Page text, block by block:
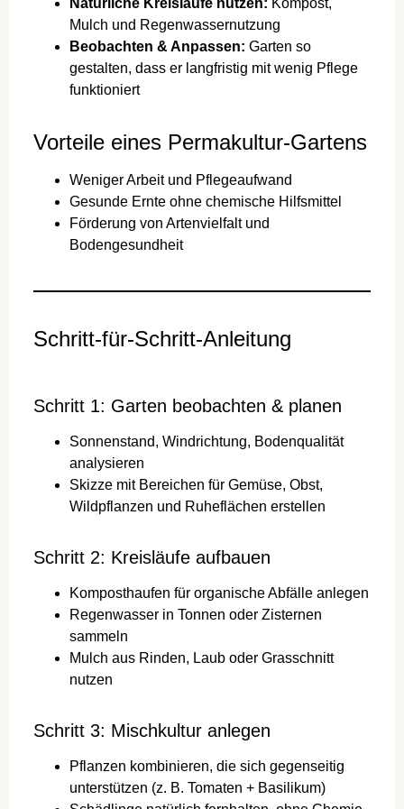
Mulch und Regenwassernutzung
Beobachten & Anpassen: Garten so
gestalten, dass er langfristig mit wenig Pflege
funktioniert
Vorteile eines Permakultur-Gartens
Weniger Arbeit und Pflegeaufwand
Gesunde Ernte ohne chemische Hilfsmittel
Förderung von Artenvielfalt und
Bodengesundheit
Schritt-für-Schritt-Anleitung
Schritt 1: Garten beobachten & planen
Sonnenstand, Windrichtung, Bodenqualität
analysieren
Skizze mit Bereichen für Gemüse, Obst,
Wildpflanzen und Ruheflächen erstellen
Schritt 2: Kreisläufe aufbauen
Komposthaufen für organische Abfälle anlegen
Regenwasser in Tonnen oder Zisternen
sammeln
Mulch aus Rinden, Laub oder Grasschnitt
nutzen
Schritt 3: Mischkultur anlegen
Pflanzen kombinieren, die sich gegenseitig
unterstützen (z. B. Tomaten + Basilikum)